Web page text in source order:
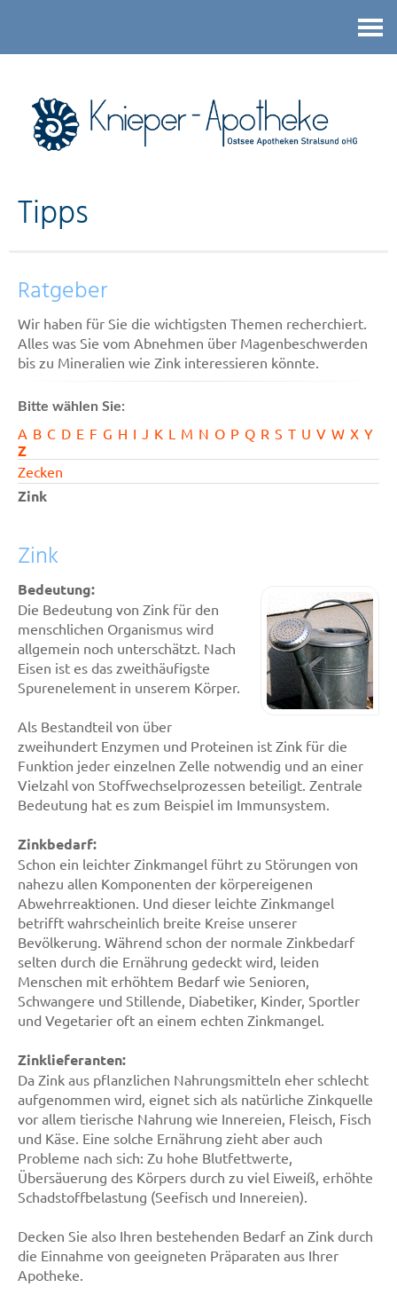
Tipps
Ratgeber
Wir haben für Sie die wichtigsten Themen recherchiert.
Alles was Sie vom Abnehmen über Magenbeschwerden
bis zu Mineralien wie Zink interessieren könnte.
Bitte wählen Sie:
A B C D E F G H I J K L M N O P Q R S T U V W X Y
Z
Zecken
Zink
Zink
Bedeutung:
Die Bedeutung von Zink für den
menschlichen Organismus wird
allgemein noch unterschätzt. Nach
Eisen ist es das zweithäufigste
Spurenelement in unserem Körper.
Als Bestandteil von über
zweihundert Enzymen und Proteinen ist Zink für die
Funktion jeder einzelnen Zelle notwendig und an einer
Vielzahl von Stoffwechselprozessen beteiligt. Zentrale
Bedeutung hat es zum Beispiel im Immunsystem.
Zinkbedarf:
Schon ein leichter Zinkmangel führt zu Störungen von
nahezu allen Komponenten der körpereigenen
Abwehrreaktionen. Und dieser leichte Zinkmangel
betrifft wahrscheinlich breite Kreise unserer
Bevölkerung. Während schon der normale Zinkbedarf
selten durch die Ernährung gedeckt wird, leiden
Menschen mit erhöhtem Bedarf wie Senioren,
Schwangere und Stillende, Diabetiker, Kinder, Sportler
und Vegetarier oft an einem echten Zinkmangel.
Zinklieferanten:
Da Zink aus pflanzlichen Nahrungsmitteln eher schlecht
aufgenommen wird, eignet sich als natürliche Zinkquelle
vor allem tierische Nahrung wie Innereien, Fleisch, Fisch
und Käse. Eine solche Ernährung zieht aber auch
Probleme nach sich: Zu hohe Blutfettwerte,
Übersäuerung des Körpers durch zu viel Eiweiß, erhöhte
Schadstoffbelastung (Seefisch und Innereien).
Decken Sie also Ihren bestehenden Bedarf an Zink durch
die Einnahme von geeigneten Präparaten aus Ihrer
Apotheke.